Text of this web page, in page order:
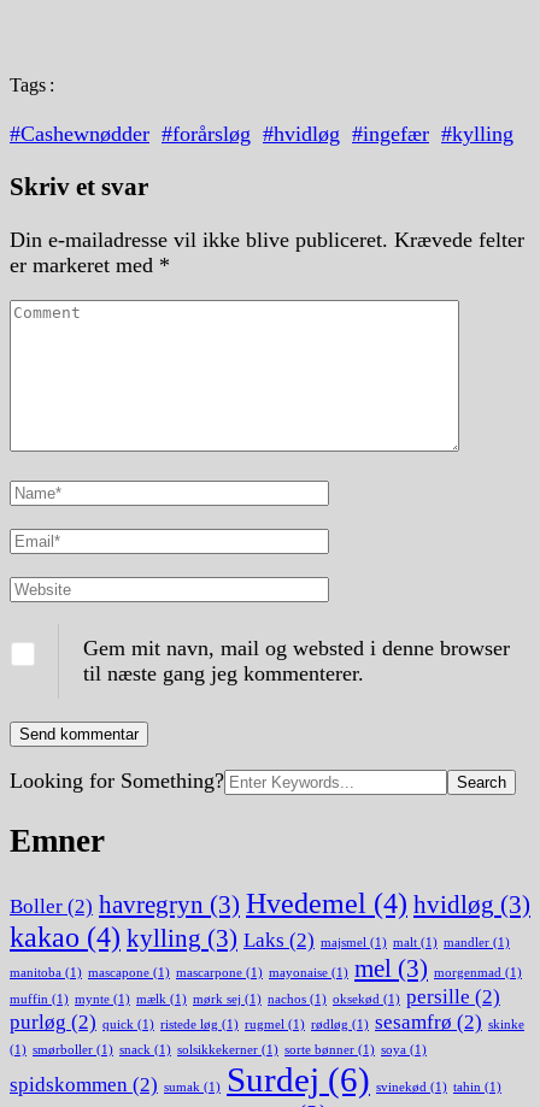
Tags
#Cashewnødder #forårsløg #hvidløg #ingefær #kylling
Skriv et svar
Din e-mailadresse vil ikke blive publiceret. Krævede felter
er markeret med *
Comment
Full
Email
Website
Gem mit navn, mail og websted i denne browser
til næste gang jeg kommenterer.
Search
Looking for Something?
Emner
Boller (2) havregryn (3) Hvedemel (4) hvidløg (3)
kakao (4) kylling (3) Laks (2) majsmel (1) malt (1) mandler (1)
manitoba (1) mascapone (1) mascarpone (1) mayonaise (1) mel (3) morgenmad (1)
muffin (1) mynte (1) mælk (1) mørk sej (1) nachos (1) oksekød (1) persille (2)
purløg (2) quick (1) ristede løg (1) rugmel (1) rødløg (1) sesamfrø (2) skinke
(1) smørboller (1) snack (1) solsikkekerner (1) sorte bønner (1) soya (1)
spidskommen (2) sumak (1) Surdej (6) svinekød (1) tahin (1)